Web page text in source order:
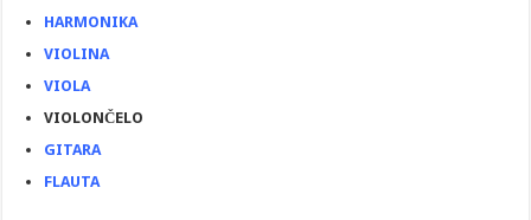
HARMONIKA
VIOLINA
VIOLA
VIOLONČELO
GITARA
FLAUTA